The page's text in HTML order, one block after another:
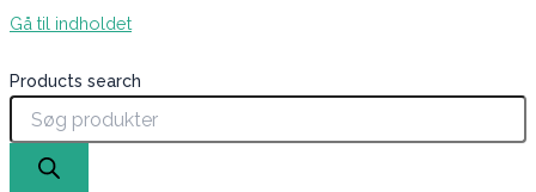
Gå til indholdet
Products search